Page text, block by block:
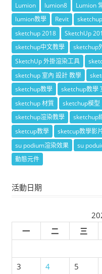
Lumion
lumion8 Lumion
lumion教學
Revit sketchup
sketchup 2018
SketchUp
sketchup中文教學
sketchup
SketchUp 外掛渲染工具
sketchup 室內 設計 教學
sketchup教學
sketchup教學
sketchup 材質
sketchup模型
sketchup渲染教學
sketchup
sketcup教學
sketcup教學影片
su podium渲染效果
su
動態元件
活動日期
一
二 三
3
4 5